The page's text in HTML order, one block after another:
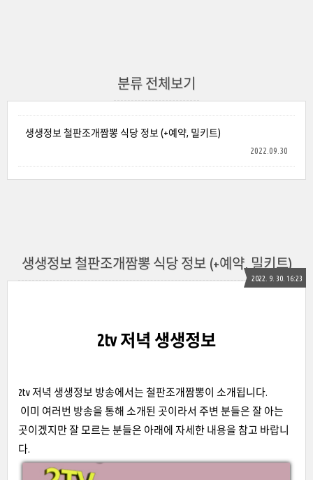
분류 전체보기
생생정보 철판조개짬뽕 식당 정보 (+예약, 밀키트)
2022.09.30
생생정보 철판조개짬뽕 식당 정보 (+예약, 밀키트)
2022. 9. 30. 16:23
2tv 저녁 생생정보
2tv 저녁 생생정보 방송에서는 철판조개짬뽕이 소개됩니다.
이미 여러번 방송을 통해 소개된 곳이라서 주변 분들은 잘 아는
곳이겠지만 잘 모르는 분들은 아래에 자세한 내용을 참고 바랍니
다.